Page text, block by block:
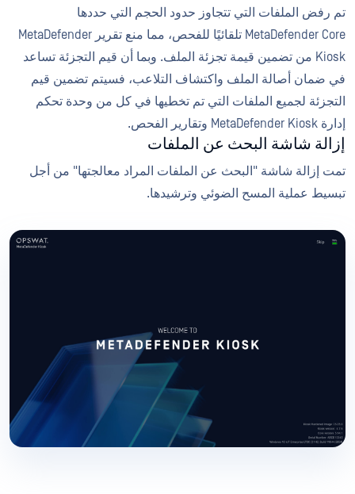
تم رفض الملفات التي تتجاوز حدود الحجم التي حددها
MetaDefender Core تلقائيًا للفحص، مما منع تقرير MetaDefender
Kiosk من تضمين قيمة تجزئة الملف. وبما أن قيم التجزئة تساعد
في ضمان أصالة الملف واكتشاف التلاعب، فسيتم تضمين قيم
التجزئة لجميع الملفات التي تم تخطيها في كل من وحدة تحكم
إدارة MetaDefender Kiosk وتقارير الفحص.
إزالة شاشة البحث عن الملفات
تمت إزالة شاشة "البحث عن الملفات المراد معالجتها" من أجل
تبسيط عملية المسح الضوئي وترشيدها.